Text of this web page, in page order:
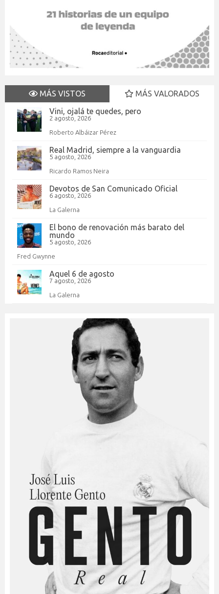
MÁS VISTOS
MÁS VALORADOS
Vini, ojalá te quedes, pero
2 agosto, 2026
Roberto Albáizar Pérez
Real Madrid, siempre a la vanguardia
5 agosto, 2026
Ricardo Ramos Neira
Devotos de San Comunicado Oficial
6 agosto, 2026
La Galerna
El bono de renovación más barato del
mundo
5 agosto, 2026
Fred Gwynne
Aquel 6 de agosto
7 agosto, 2026
La Galerna